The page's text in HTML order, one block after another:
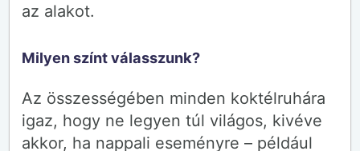
az alakot.
Milyen színt válasszunk?
Az összességében minden koktélruhára
igaz, hogy ne legyen túl világos, kivéve
akkor, ha nappali eseményre – például